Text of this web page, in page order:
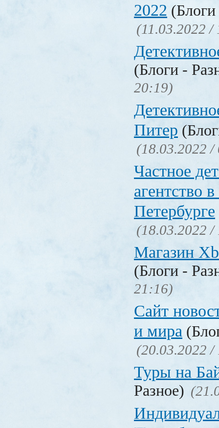
2022
(11.03.2022 /
(Блоги -
20:19)
Питер
(18.03.2022 /
Частное
агентство
Петербурге
(18.03.2022 /
Магазин
(Блоги -
21:16)
Сайт
и мира
(20.03.2022 /
Туры на
Разное)